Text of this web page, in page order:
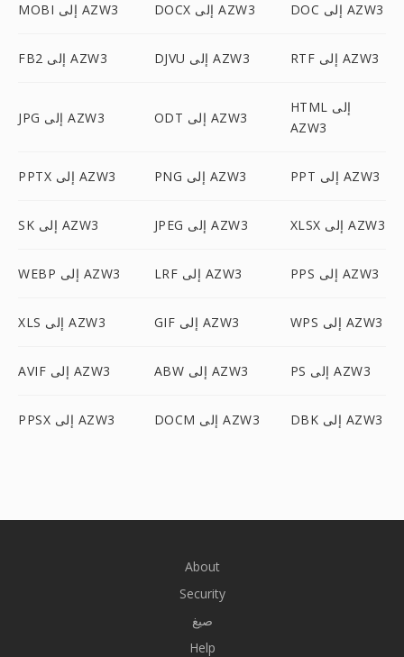
MOBI إلى AZW3 DOCX إلى AZW3 DOC إلى AZW3
FB2 إلى AZW3 DJVU إلى AZW3 RTF إلى AZW3
JPG إلى AZW3 ODT إلى AZW3
HTML إلى
AZW3
PPTX إلى AZW3 PNG إلى AZW3 PPT إلى AZW3
SK إلى AZW3 JPEG إلى AZW3 XLSX إلى AZW3
WEBP إلى AZW3 LRF إلى AZW3 PPS إلى AZW3
XLS إلى AZW3 GIF إلى AZW3 WPS إلى AZW3
AVIF إلى AZW3 ABW إلى AZW3 PS إلى AZW3
PPSX إلى AZW3 DOCM إلى AZW3 DBK إلى AZW3
About
Security
صيغ
Help